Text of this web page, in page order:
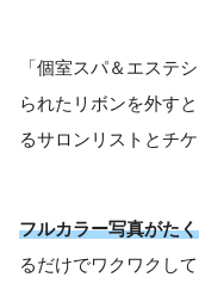
「個室スパ＆エステ
られたリボンを外す
るサロンリストとチケ
フルカラー写真がた
るだけでワクワクして